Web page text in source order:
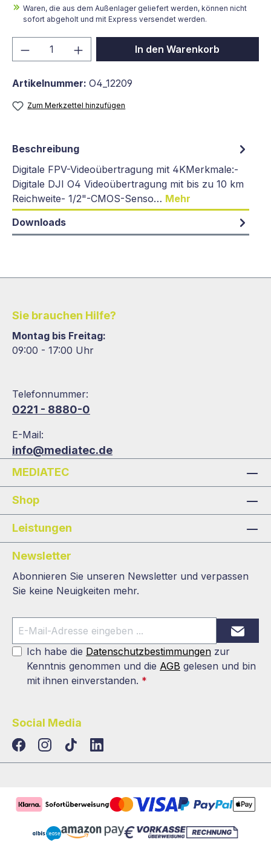
Waren, die aus dem Außenlager geliefert werden, können nicht
sofort abgeholt und mit Express versendet werden.
Produkt Anzahl: Gib denIn den Warenkorb
Artikelnummer: O4_12209
Zum Merkzettel hinzufügen
Beschreibung
Digitale FPV-Videoübertragung mit 4KMerkmale:-
Digitale DJI O4 Videoübertragung mit bis zu 10 km
Reichweite- 1/2"-CMOS-Senso… Mehr
Downloads
Sie brauchen Hilfe?
Montag bis Freitag:
09:00 - 17:00 Uhr
Telefonnummer:
0221 - 8880-0
E-Mail:
info@mediatec.de
MEDIATEC
Shop
Leistungen
Newsletter
Abonnieren Sie unseren Newsletter und verpassen
Sie keine Neuigkeiten mehr.
Ich habe die Datenschutzbestimmungen zur
Kenntnis genommen und die AGB gelesen und bin
mit ihnen einverstanden. *
Social Media
TikTokLinkedIn